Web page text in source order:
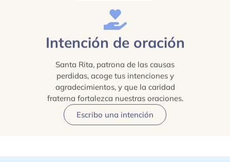
Intención de oración
Santa Rita, patrona de las causas
perdidas, acoge tus intenciones y
agradecimientos, y que la caridad
fraterna fortalezca nuestras oraciones.
Escribo una intención